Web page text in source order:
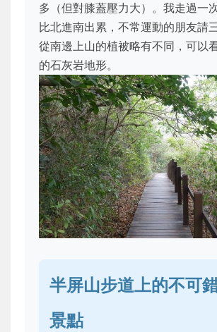
多（但對膝蓋壓力大）。我走過一
比北進南出累，不常運動的朋友請
從南邊上山的植被略有不同，可以
的石灰岩地形。
半屏山步道上的不可
景點